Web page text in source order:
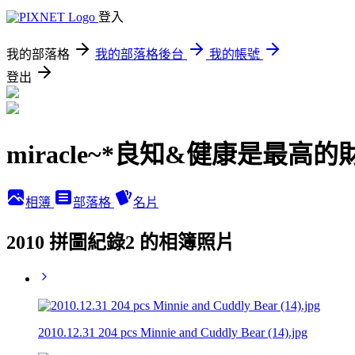
登入
我的部落格 我的部落格後台
我的帳號
登出
miracle~*良知&健康是最高的
相簿 部落格 名片
2010 拼圖紀錄2 的相簿照片
2010.12.31 204 pcs Minnie and Cuddly Bear (14).jpg